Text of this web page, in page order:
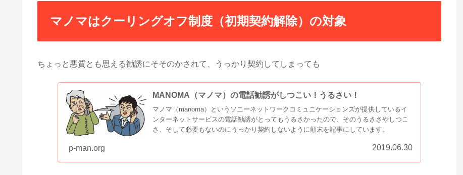
マノマはクーリングオフ制度（初期契約解除）の対象
ちょっと悪質とも思える勧誘にそそのかされて、うっかり契約してしまっても
MANOMA（マノマ）の電話勧誘がしつこい！うるさい！
マノマ（manoma）というソニーネットワークコミュニケーションズが提供しているイ
ンターネットサービスの電話勧誘がとってもうるさかったので、そのうるささやしつこ
さ、そして必要もないのにうっかり契約しないように顛末を記事にしています。
p-man.org 2019.06.30